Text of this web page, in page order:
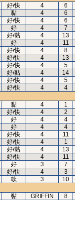
好/快 4
6
黏 4
6
好/快 4
6
好 4
7
好/黏 4
13
好 4
11
好/快 4
8
好/快 4
13
好/快 4
5
好/黏 4
14
好/快 4
5
好/快 4
4
黏 4
1
好/快 4
2
好 4
4
好 4
4
好/快 4
11
好/快 4
1
好/黏 4
13
好/快 4
11
好 3
7
好/快 4
3
軟 3
10
黏 GRIFFIN 8